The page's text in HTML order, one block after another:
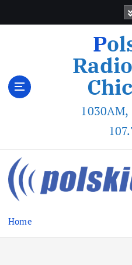
Polskie
1030AM,
Home